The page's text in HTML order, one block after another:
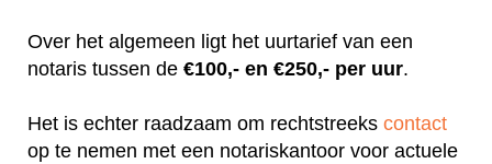
Over het algemeen ligt het uurtarief van een
notaris tussen de €100,- en €250,- per uur.
Het is echter raadzaam om rechtstreeks contact
op te nemen met een notariskantoor voor actuele